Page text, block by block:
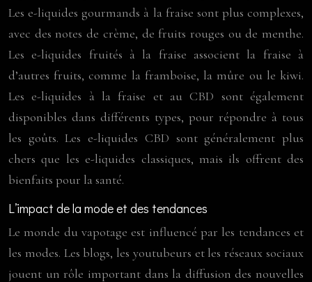
Les e-liquides gourmands à la fraise sont plus complexes,
avec des notes de crème, de fruits rouges ou de menthe.
Les e-liquides fruités à la fraise associent la fraise à
d’autres fruits, comme la framboise, la mûre ou le kiwi.
Les e-liquides à la fraise et au CBD sont également
disponibles dans différents types, pour répondre à tous
les goûts. Les e-liquides CBD sont généralement plus
chers que les e-liquides classiques, mais ils offrent des
bienfaits pour la santé.
L’impact de la mode et des tendances
Le monde du vapotage est influencé par les tendances et
les modes. Les blogs, les youtubeurs et les réseaux sociaux
jouent un rôle important dans la diffusion des nouvelles